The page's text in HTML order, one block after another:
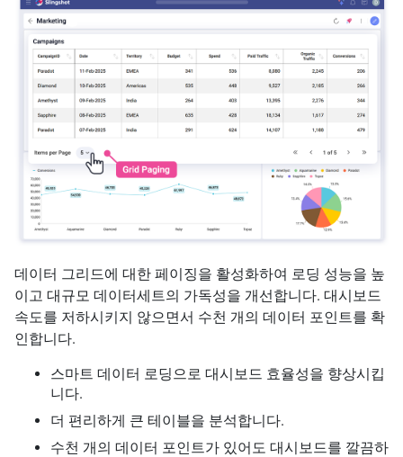
데이터 그리드에 대한 페이징을 활성화하여 로딩 성능을 높
이고 대규모 데이터세트의 가독성을 개선합니다. 대시보드
속도를 저하시키지 않으면서 수천 개의 데이터 포인트를 확
인합니다.
스마트 데이터 로딩으로 대시보드 효율성을 향상시킵
니다.
더 편리하게 큰 테이블을 분석합니다.
수천 개의 데이터 포인트가 있어도 대시보드를 깔끔하